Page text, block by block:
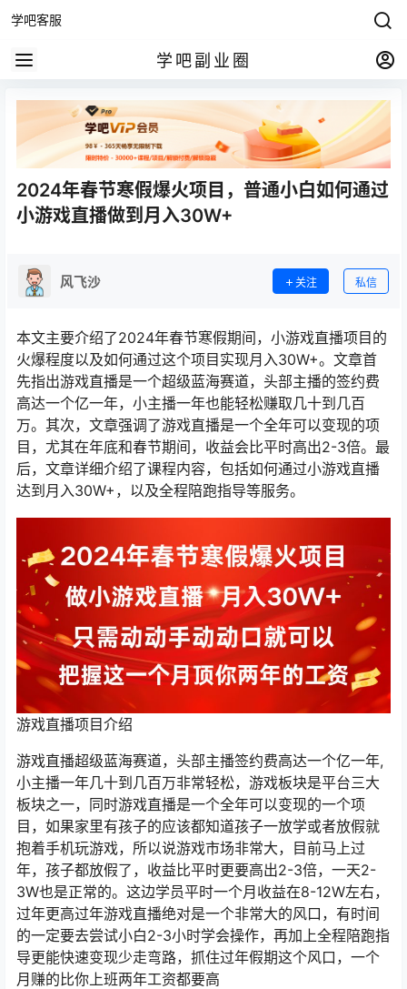
学吧客服
学吧副业圈
2024年春节寒假爆火项目，普通小白如何通过
小游戏直播做到月入30W+
风飞沙 关注 私信
本文主要介绍了2024年春节寒假期间，小游戏直播项目的
火爆程度以及如何通过这个项目实现月入30W+。文章首
先指出游戏直播是一个超级蓝海赛道，头部主播的签约费
高达一个亿一年，小主播一年也能轻松赚取几十到几百
万。其次，文章强调了游戏直播是一个全年可以变现的项
目，尤其在年底和春节期间，收益会比平时高出2-3倍。最
后，文章详细介绍了课程内容，包括如何通过小游戏直播
达到月入30W+，以及全程陪跑指导等服务。
游戏直播项目介绍
游戏直播超级蓝海赛道，头部主播签约费高达一个亿一年,
小主播一年几十到几百万非常轻松，游戏板块是平台三大
板块之一，同时游戏直播是一个全年可以变现的一个项
目，如果家里有孩子的应该都知道孩子一放学或者放假就
抱着手机玩游戏，所以说游戏市场非常大，目前马上过
年，孩子都放假了，收益比平时更要高出2-3倍，一天2-
3W也是正常的。这边学员平时一个月收益在8-12W左右，
过年更高过年游戏直播绝对是一个非常大的风口，有时间
的一定要去尝试小白2-3小时学会操作，再加上全程陪跑指
导更能快速变现少走弯路，抓住过年假期这个风口，一个
月赚的比你上班两年工资都要高